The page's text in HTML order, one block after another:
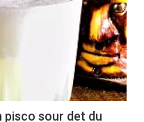
pisco sour det du